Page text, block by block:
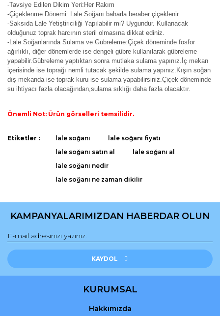
-Tavsiye Edilen Dikim Yeri:Her Rakım
-Çiçeklenme Dönemi: Lale Soğanı baharla beraber çiçeklenir.
-Saksıda Lale Yetiştiriciliği Yapılabilir mi? Uygundur. Kullanacak
olduğunuz toprak harcının steril olmasına dikkat ediniz.
-Lale Soğanlarında Sulama ve Gübreleme:Çiçek döneminde fosfor
ağırlıklı, diğer dönemlerde ise dengeli gübre kullanılarak gübreleme
yapabilir.Gübreleme yaptıktan sonra mutlaka sulama yapınız.İç mekan
içerisinde ise toprağı nemli tutacak şekilde sulama yapınız.Kışın soğan
dış mekanda ise toprak kuru ise sulama yapabilirsiniz.Çiçek döneminde
su ihtiyacı fazla olacağından,sulama sıklığı daha fazla olacaktır.
Önemli Not: Ürün görselleri temsilidir.
Bu ürüne ilk yorumu siz yapın!
Yorum Yaz
Bu ürünün fiyat bilgisi, resim, ürün açıklamalarında ve diğer
kullanarak tarafımıza iletebilirsiniz.
Görüş ve önerileriniz için teşekkür ederiz.
Ürün açıklamasında eksik bilgiler bulunuyor.
Ürün bilgilerinde hatalar bulunuyor.
Bu ürüne benzer farklı alternatifler olmalı.
Gönder
Etiketler : lale soğanı
lale soğanı fiyatı
lale soğanı satın al
lale soğanı al
lale soğanı nedir
lale soğanı ne zaman dikilir
KAMPANYALARIMIZDAN HABERDAR OLUN
KAYDOL
KURUMSAL
Hakkımızda